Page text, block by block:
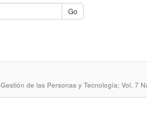
Go
de las Personas y Tecnología; Vol. 7